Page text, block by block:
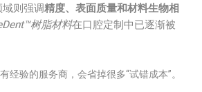
则强调精度、表面质量和材料生物相
树脂材料在口腔定制中已逐渐被
经验的服务商，会省掉很多“试错成本”。